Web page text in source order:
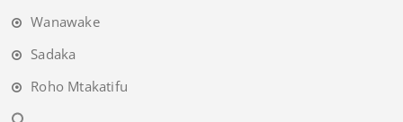
Wanawake
Sadaka
Roho Mtakatifu